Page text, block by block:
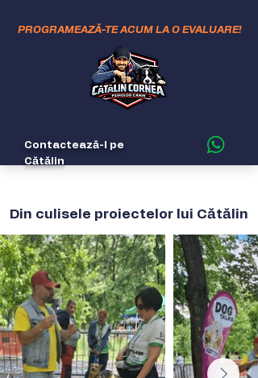
PROGRAMEAZĂ-TE ACUM LA O EVALUARE!
Contactează-l pe
Cătălin
Din culisele proiectelor lui Cătălin